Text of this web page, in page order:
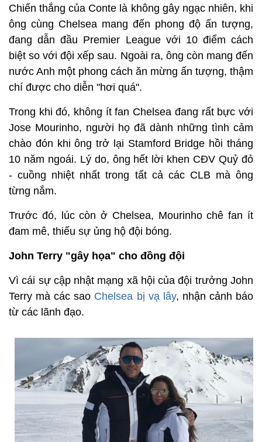
Chiến thắng của Conte là không gây ngạc nhiên, khi
ông cùng Chelsea mang đến phong độ ấn tượng,
đang dẫn đầu Premier League với 10 điểm cách
biệt so với đội xếp sau. Ngoài ra, ông còn mang đến
nước Anh một phong cách ăn mừng ấn tượng, thậm
chí được cho diễn "hơi quá".
Trong khi đó, không ít fan Chelsea đang rất bực với
Jose Mourinho, người họ đã dành những tình cảm
chào đón khi ông trở lại Stamford Bridge hồi tháng
10 năm ngoái. Lý do, ông hết lời khen CĐV Quỷ đỏ
- cuồng nhiệt nhất trong tất cả các CLB mà ông
từng nắm.
Trước đó, lúc còn ở Chelsea, Mourinho chê fan ít
đam mê, thiếu sự ủng hộ đội bóng.
John Terry "gây họa" cho đồng đội
Vì cái sự cập nhật mạng xã hội của đội trưởng John
Terry mà các sao Chelsea bị vạ lây, nhận cảnh báo
từ các lãnh đạo.